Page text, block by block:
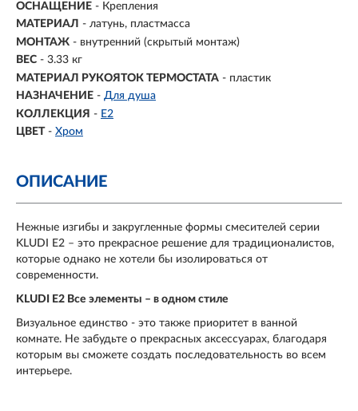
ОСНАЩЕНИЕ - Крепления
МАТЕРИАЛ - латунь, пластмасса
МОНТАЖ - внутренний (скрытый монтаж)
ВЕС - 3.33 кг
МАТЕРИАЛ РУКОЯТОК ТЕРМОСТАТА - пластик
НАЗНАЧЕНИЕ - Для душа
КОЛЛЕКЦИЯ - E2
ЦВЕТ - Хром
ОПИСАНИЕ
Нежные изгибы и закругленные формы смесителей серии
KLUDI E2 – это прекрасное решение для традиционалистов,
которые однако не хотели бы изолироваться от
современности.
KLUDI E2 Все элементы – в одном стиле
Визуальное единство - это также приоритет в ванной
комнате. Не забудьте о прекрасных аксессуарах, благодаря
которым вы сможете создать последовательность во всем
интерьере.